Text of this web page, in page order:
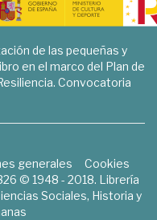
de las pequeñas y
en el marco del Plan de
Convocatoria
generales
Cookies
© 1948 - 2018. Librería
Sociales, Historia y